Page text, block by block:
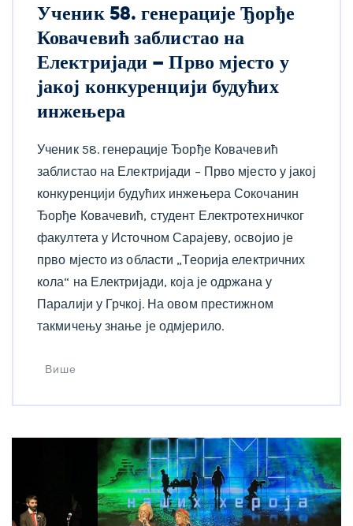
Ученик 58. генерације Ђорђе
Ковачевић заблистао на
Електријади – Прво мјесто у
јакој конкуренцији будућих
инжењера
Ученик 58. генерације Ђорђе Ковачевић
заблистао на Електријади – Прво мјесто у јакој
конкуренцији будућих инжењера Сокочанин
Ђорђе Ковачевић, студент Електротехничког
факултета у Источном Сарајеву, освојио је
прво мјесто из области „Теорија електричних
кола“ на Електријади, која је одржана у
Паралији у Грчкој. На овом престижном
такмичењу знање је одмјерило.
Више